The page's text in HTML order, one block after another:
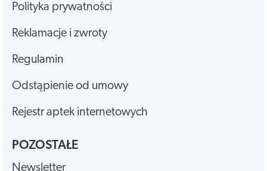
Polityka prywatności
Reklamacje i zwroty
Regulamin
Odstąpienie od umowy
Rejestr aptek internetowych
POZOSTAŁE
Newsletter